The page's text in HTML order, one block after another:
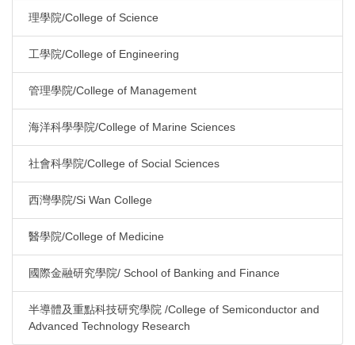
理學院/College of Science
工學院/College of Engineering
管理學院/College of Management
海洋科學學院/College of Marine Sciences
社會科學院/College of Social Sciences
西灣學院/Si Wan College
醫學院/College of Medicine
國際金融研究學院/ School of Banking and Finance
半導體及重點科技研究學院 /College of Semiconductor and
Advanced Technology Research